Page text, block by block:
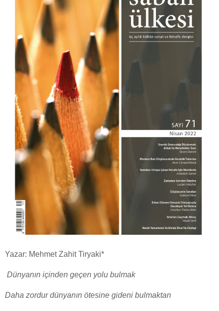
Yazar: Mehmet Zahit Tiryaki*
Dünyanın içinden geçen yolu bulmak
Daha zordur dünyanın ötesine gideni bulmaktan